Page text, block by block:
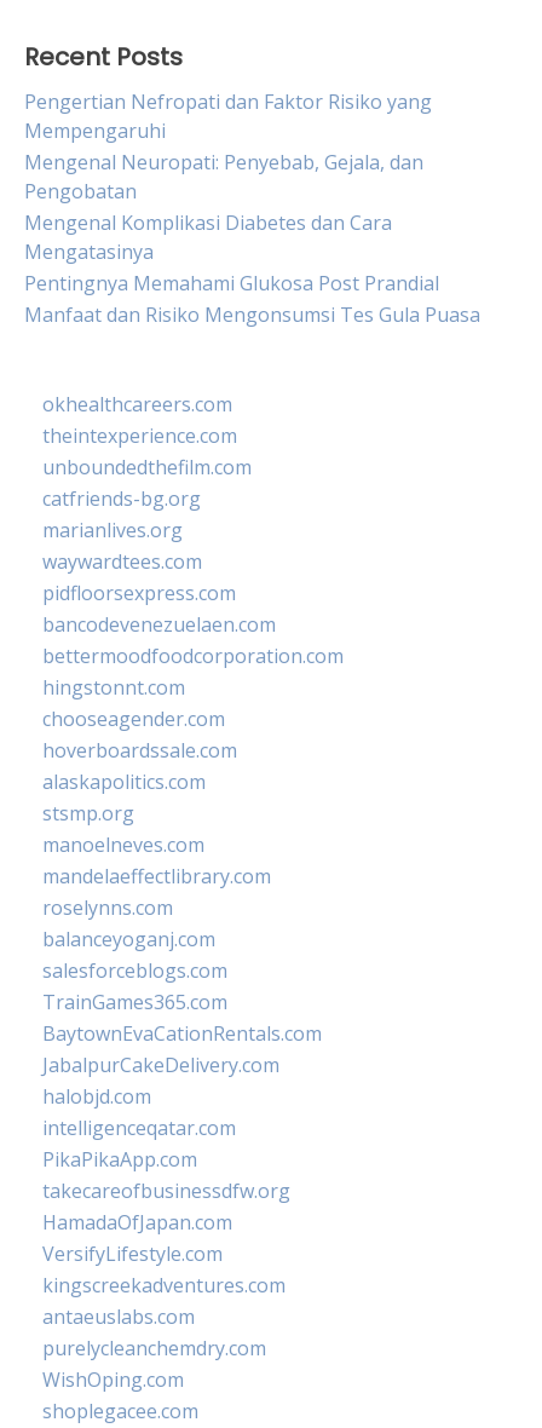
Recent Posts
Pengertian Nefropati dan Faktor Risiko yang
Mempengaruhi
Mengenal Neuropati: Penyebab, Gejala, dan
Pengobatan
Mengenal Komplikasi Diabetes dan Cara
Mengatasinya
Pentingnya Memahami Glukosa Post Prandial
Manfaat dan Risiko Mengonsumsi Tes Gula Puasa
okhealthcareers.com
theintexperience.com
unboundedthefilm.com
catfriends-bg.org
marianlives.org
waywardtees.com
pidfloorsexpress.com
bancodevenezuelaen.com
bettermoodfoodcorporation.com
hingstonnt.com
chooseagender.com
hoverboardssale.com
alaskapolitics.com
stsmp.org
manoelneves.com
mandelaeffectlibrary.com
roselynns.com
balanceyoganj.com
salesforceblogs.com
TrainGames365.com
BaytownEvaCationRentals.com
JabalpurCakeDelivery.com
halobjd.com
intelligenceqatar.com
PikaPikaApp.com
takecareofbusinessdfw.org
HamadaOfJapan.com
VersifyLifestyle.com
kingscreekadventures.com
antaeuslabs.com
purelycleanchemdry.com
WishOping.com
shoplegacee.com